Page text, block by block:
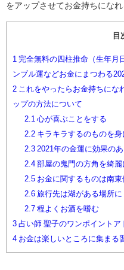
をアップさせてお金持ちにな
目
1 完全無料の四柱推命（生年月
ンブル運などお金にまつわる
2 これをやったらお金持ちにな
ップの方法について
2.1 心が喜ぶことをする
2.2キラキラするのものを身
2.32021年の金運に効果の
2.4部屋の鬼門の方角を綺麗
2.5お金に関するものは南東
2.6旅行先は湖がある場所に
2.7程よくお酒を嗜む
3 占い師 聖子のワンポイントア
4 お金は楽しいところに集まる